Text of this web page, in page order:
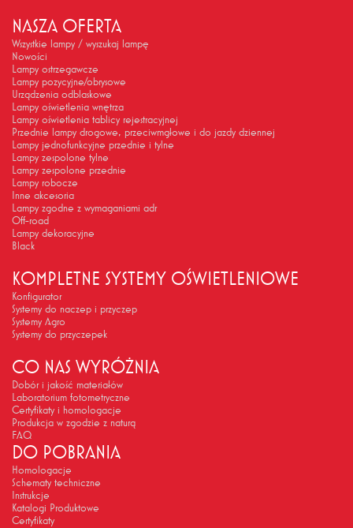
NASZA OFERTA
Wszystkie lampy / wyszukaj lampę
Nowości
Lampy ostrzegawcze
Lampy pozycyjne/obrysowe
Urządzenia odblaskowe
Lampy oświetlenia wnętrza
Lampy oświetlenia tablicy rejestracyjnej
Przednie lampy drogowe, przeciwmgłowe i do jazdy dziennej
Lampy jednofunkcyjne przednie i tylne
Lampy zespolone tylne
Lampy zespolone przednie
Lampy robocze
Inne akcesoria
Lampy zgodne z wymaganiami adr
Off-road
Lampy dekoracyjne
Black
KOMPLETNE SYSTEMY OŚWIETLENIOWE
Konfigurator
Systemy do naczep i przyczep
Systemy Agro
Systemy do przyczepek
CO NAS WYRÓŻNIA
Dobór i jakość materiałów
Laboratorium fotometryczne
Certyfikaty i homologacje
Produkcja w zgodzie z naturą
FAQ
DO POBRANIA
Homologacje
Schematy techniczne
Instrukcje
Katalogi Produktowe
Certyfikaty